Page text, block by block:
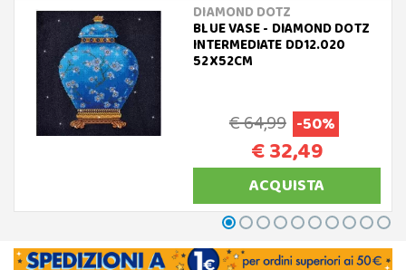
DIAMOND DOTZ
BLUE VASE - DIAMOND DOTZ
INTERMEDIATE DD12.020
52X52CM
€ 64,99 -50%
€ 32,49
ACQUISTA